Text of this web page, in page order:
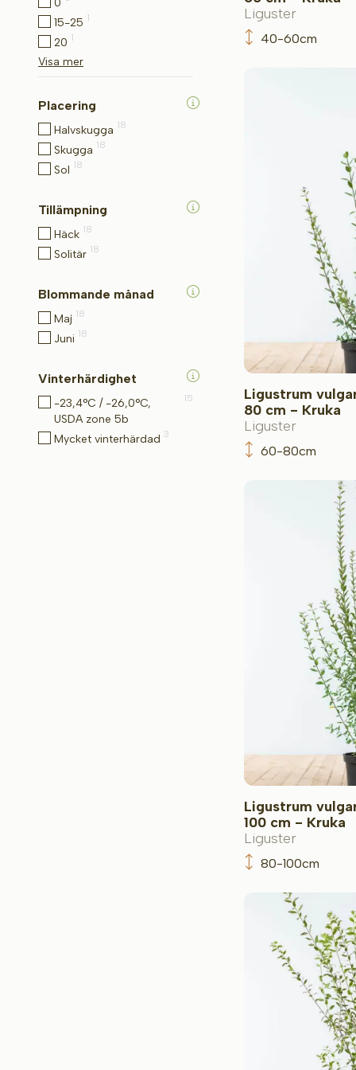
0
15-25 1
20 1
Visa mer
Placering
Halvskugga 18
Skugga 18
Sol 18
Tillämpning
Häck 18
Solitär 18
Blommande månad
Maj 18
Juni 18
Vinterhärdighet
-23,4°C / -26,0°C,
USDA zone 5b
15
Mycket vinterhärdad 3
Liguster
40-60cm
Ligustrum
80 cm - Kruka
Liguster
60-80cm
Ligustrum
100 cm - Kruka
Liguster
80-100cm